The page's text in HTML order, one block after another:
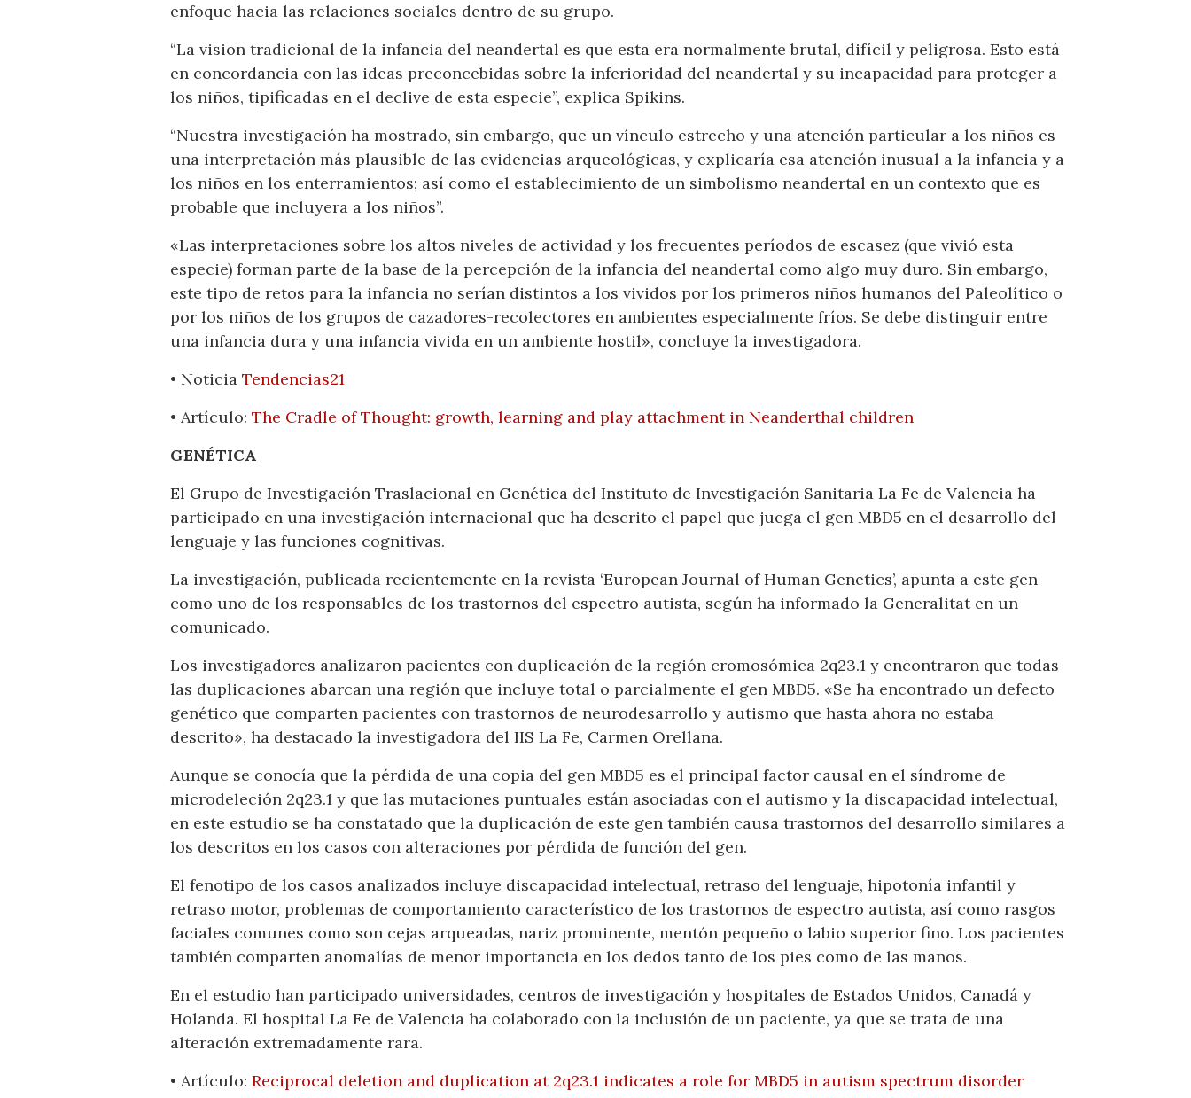
enfoque hacia las relaciones sociales dentro de su grupo.
“La vision tradicional de la infancia del neandertal es que esta era normalmente brutal, difícil y peligrosa. Esto está
en concordancia con las ideas preconcebidas sobre la inferioridad del neandertal y su incapacidad para proteger a
los niños, tipificadas en el declive de esta especie”, explica Spikins.
“Nuestra investigación ha mostrado, sin embargo, que un vínculo estrecho y una atención particular a los niños es
una interpretación más plausible de las evidencias arqueológicas, y explicaría esa atención inusual a la infancia y a
los niños en los enterramientos; así como el establecimiento de un simbolismo neandertal en un contexto que es
probable que incluyera a los niños”.
«Las interpretaciones sobre los altos niveles de actividad y los frecuentes períodos de escasez (que vivió esta
especie) forman parte de la base de la percepción de la infancia del neandertal como algo muy duro. Sin embargo,
este tipo de retos para la infancia no serían distintos a los vividos por los primeros niños humanos del Paleolítico o
por los niños de los grupos de cazadores-recolectores en ambientes especialmente fríos. Se debe distinguir entre
una infancia dura y una infancia vivida en un ambiente hostil», concluye la investigadora.
• Noticia Tendencias21
• Artículo: The Cradle of Thought: growth, learning and play attachment in Neanderthal children
GENÉTICA
El Grupo de Investigación Traslacional en Genética del Instituto de Investigación Sanitaria La Fe de Valencia ha
participado en una investigación internacional que ha descrito el papel que juega el gen MBD5 en el desarrollo del
lenguaje y las funciones cognitivas.
La investigación, publicada recientemente en la revista ‘European Journal of Human Genetics’, apunta a este gen
como uno de los responsables de los trastornos del espectro autista, según ha informado la Generalitat en un
comunicado.
Los investigadores analizaron pacientes con duplicación de la región cromosómica 2q23.1 y encontraron que todas
las duplicaciones abarcan una región que incluye total o parcialmente el gen MBD5. «Se ha encontrado un defecto
genético que comparten pacientes con trastornos de neurodesarrollo y autismo que hasta ahora no estaba
descrito», ha destacado la investigadora del IIS La Fe, Carmen Orellana.
Aunque se conocía que la pérdida de una copia del gen MBD5 es el principal factor causal en el síndrome de
microdeleción 2q23.1 y que las mutaciones puntuales están asociadas con el autismo y la discapacidad intelectual,
en este estudio se ha constatado que la duplicación de este gen también causa trastornos del desarrollo similares a
los descritos en los casos con alteraciones por pérdida de función del gen.
El fenotipo de los casos analizados incluye discapacidad intelectual, retraso del lenguaje, hipotonía infantil y
retraso motor, problemas de comportamiento característico de los trastornos de espectro autista, así como rasgos
faciales comunes como son cejas arqueadas, nariz prominente, mentón pequeño o labio superior fino. Los pacientes
también comparten anomalías de menor importancia en los dedos tanto de los pies como de las manos.
En el estudio han participado universidades, centros de investigación y hospitales de Estados Unidos, Canadá y
Holanda. El hospital La Fe de Valencia ha colaborado con la inclusión de un paciente, ya que se trata de una
alteración extremadamente rara.
• Artículo: Reciprocal deletion and duplication at 2q23.1 indicates a role for MBD5 in autism spectrum disorder